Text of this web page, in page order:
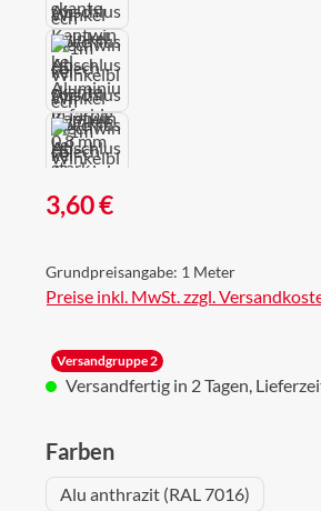
Regulärer Preis:
3,60 €
Grundpreisangabe: 1 Meter
Preise inkl. MwSt. zzgl.
Versandgruppe 2
Versandfertig in 2 Tagen,
Farbenauswählen
Alu anthrazit (RAL 7016)